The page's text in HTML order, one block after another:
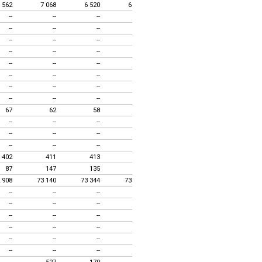
562 7 068 6 520 6 435
-- -- --
-- -- --
-- -- --
-- -- --
-- -- --
-- -- --
-- -- --
-- -- --
67 62 58
-- -- --
-- -- --
-- -- --
402 411 413
87 147 135
908 73 140 73 344 73 193
-- -- --
-- -- --
-- -- --
-- -- --
-- -- --
-- -- --